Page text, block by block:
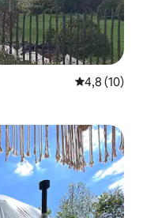
4,8 de uma
4,8 (10)